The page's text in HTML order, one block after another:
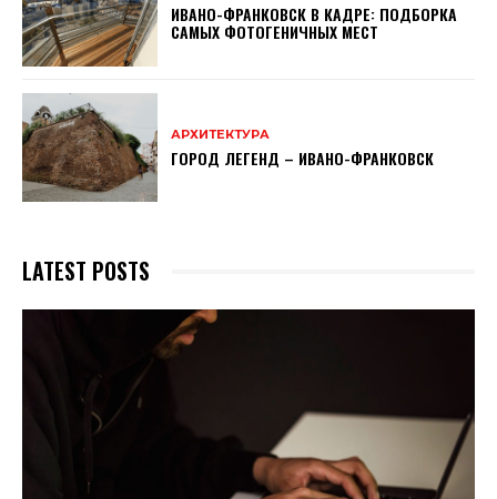
ИВАНО-ФРАНКОВСК В КАДРЕ: ПОДБОРКА
САМЫХ ФОТОГЕНИЧНЫХ МЕСТ
АРХИТЕКТУРА
ГОРОД ЛЕГЕНД – ИВАНО-ФРАНКОВСК
LATEST POSTS